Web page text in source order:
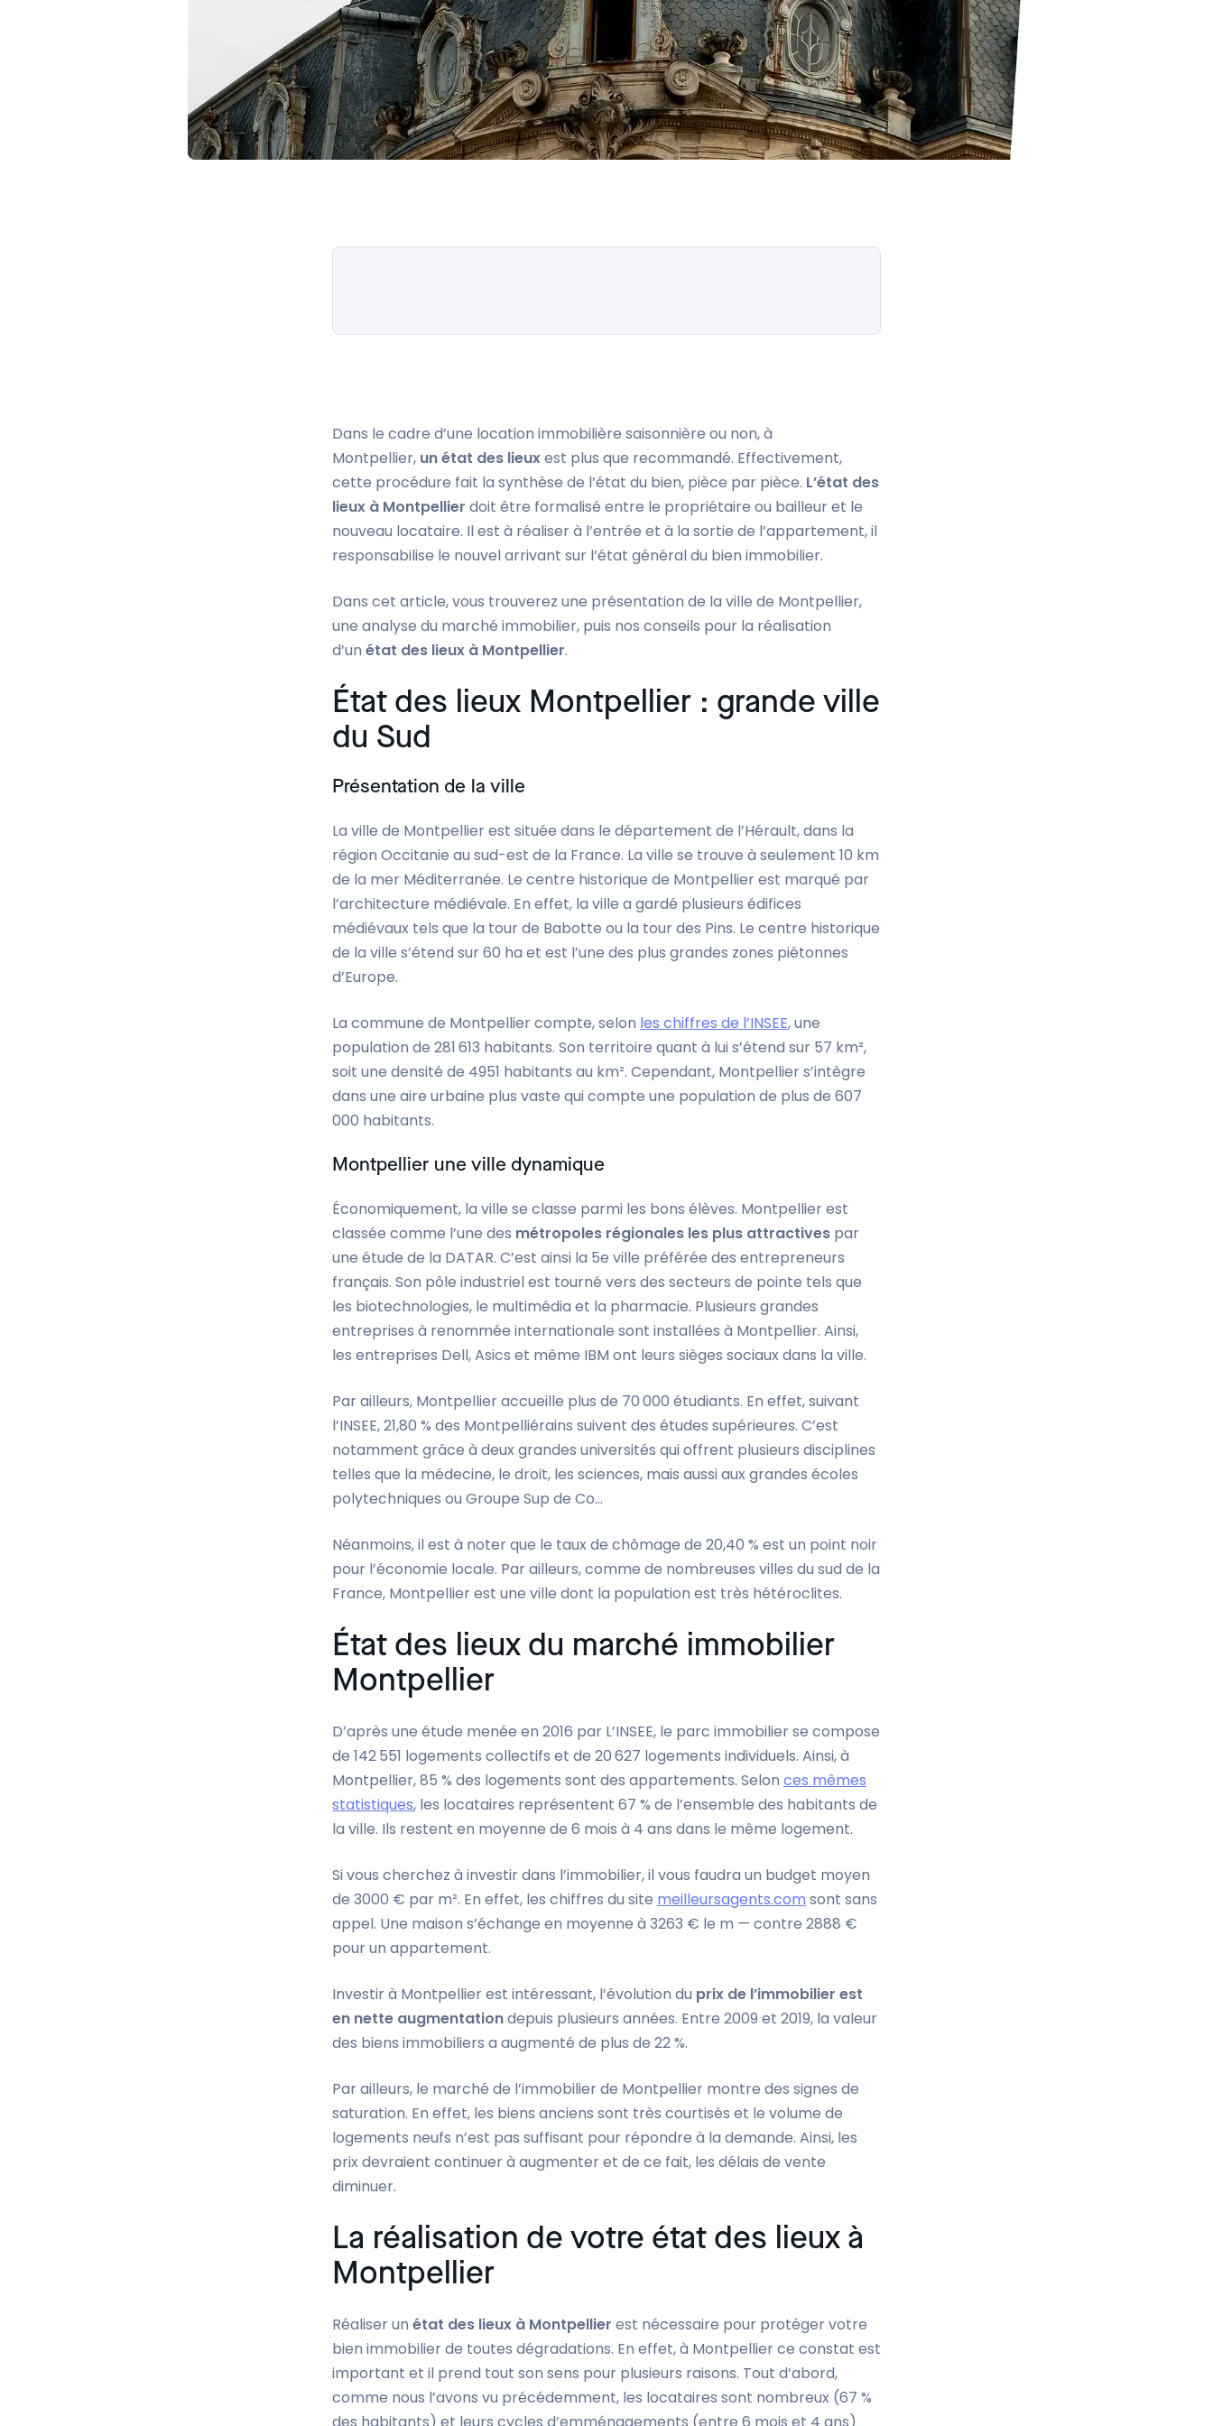
Dans le cadre d’une location immobilière saisonnière ou non, à
Montpellier, un état des lieuxest plus que recommandé. Effectivement,
cette procédure fait la synthèse de l’état du bien, pièce par pièce. L’état des
lieux à Montpellier doit être formalisé entre le propriétaire ou bailleur et le
nouveau locataire. Il est à réaliser à l’entrée et à la sortie de l’appartement, il
responsabilise le nouvel arrivant sur l’état général du bien immobilier.
Dans cet article, vous trouverez une présentation de la ville de Montpellier,
une analyse du marché immobilier, puis nos conseils pour la réalisation
d’un état des lieux à Montpellier.
État des lieux Montpellier : grande ville
du Sud
Présentation de la ville
La ville de Montpellier est située dans le département de l’Hérault, dans la
région Occitanie au sud-est de la France. La ville se trouve à seulement 10 km
de la mer Méditerranée. Le centre historique de Montpellier est marqué par
l’architecture médiévale. En effet, la ville a gardé plusieurs édifices
médiévaux tels que la tour de Babotte ou la tour des Pins. Le centre historique
de la ville s’étend sur 60 ha et est l’une des plus grandes zones piétonnes
d’Europe.
La commune de Montpellier compte, selon les chiffres de l’INSEE, une
population de 281 613 habitants. Son territoire quant à lui s’étend sur 57 km²,
soit une densité de 4951 habitants au km². Cependant, Montpellier s’intègre
dans une aire urbaine plus vaste qui compte une population de plus de 607
000 habitants.
Montpellier une ville dynamique
Économiquement, la ville se classe parmi les bons élèves. Montpellier est
classée comme l’une des métropoles régionales les plus attractives par
une étude de la DATAR. C’est ainsi la 5e ville préférée des entrepreneurs
français. Son pôle industriel est tourné vers des secteurs de pointe tels que
les biotechnologies, le multimédia et la pharmacie. Plusieurs grandes
entreprises à renommée internationale sont installées à Montpellier. Ainsi,
les entreprises Dell, Asics et même IBM ont leurs sièges sociaux dans la ville.
Par ailleurs, Montpellier accueille plus de 70 000 étudiants. En effet, suivant
l’INSEE, 21,80 % des Montpelliérains suivent des études supérieures. C’est
notamment grâce à deux grandes universités qui offrent plusieurs disciplines
telles que la médecine, le droit, les sciences, mais aussi aux grandes écoles
polytechniques ou Groupe Sup de Co…
Néanmoins, il est à noter que le taux de chômage de 20,40 % est un point noir
pour l’économie locale. Par ailleurs, comme de nombreuses villes du sud de la
France, Montpellier est une ville dont la population est très hétéroclites.
État des lieux du marché immobilier
Montpellier
D’après une étude menée en 2016 par L’INSEE, le parc immobilier se compose
de 142 551 logements collectifs et de 20 627 logements individuels. Ainsi, à
Montpellier, 85 % des logements sont des appartements. Selon ces mêmes
statistiques, les locataires représentent 67 % de l’ensemble des habitants de
la ville. Ils restent en moyenne de 6 mois à 4 ans dans le même logement.
Si vous cherchez à investir dans l’immobilier, il vous faudra un budget moyen
de 3000 € par m². En effet, les chiffres du site meilleursagents.com sont sans
appel. Une maison s’échange en moyenne à 3263 € le m — contre 2888 €
pour un appartement.
Investir à Montpellier est intéressant, l’évolution du prix de l’immobilier est
en nette augmentationdepuis plusieurs années. Entre 2009 et 2019, la valeur
des biens immobiliers a augmenté de plus de 22 %.
Par ailleurs, le marché de l’immobilier de Montpellier montre des signes de
saturation. En effet, les biens anciens sont très courtisés et le volume de
logements neufs n’est pas suffisant pour répondre à la demande. Ainsi, les
prix devraient continuer à augmenter et de ce fait, les délais de vente
diminuer.
La réalisation de votre état des lieux à
Montpellier
Réaliser un état des lieux à Montpellier est nécessaire pour protéger votre
bien immobilier de toutes dégradations. En effet, à Montpellier ce constat est
important et il prend tout son sens pour plusieurs raisons. Tout d’abord,
comme nous l’avons vu précédemment, les locataires sont nombreux (67 %